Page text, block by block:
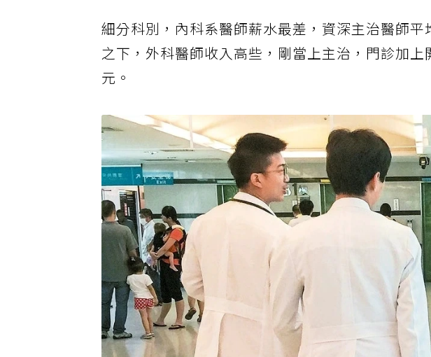
細分科別，內科系醫師薪水最差，資深主治醫師
之下，外科醫師收入高些，剛當上主治，門診加
元。